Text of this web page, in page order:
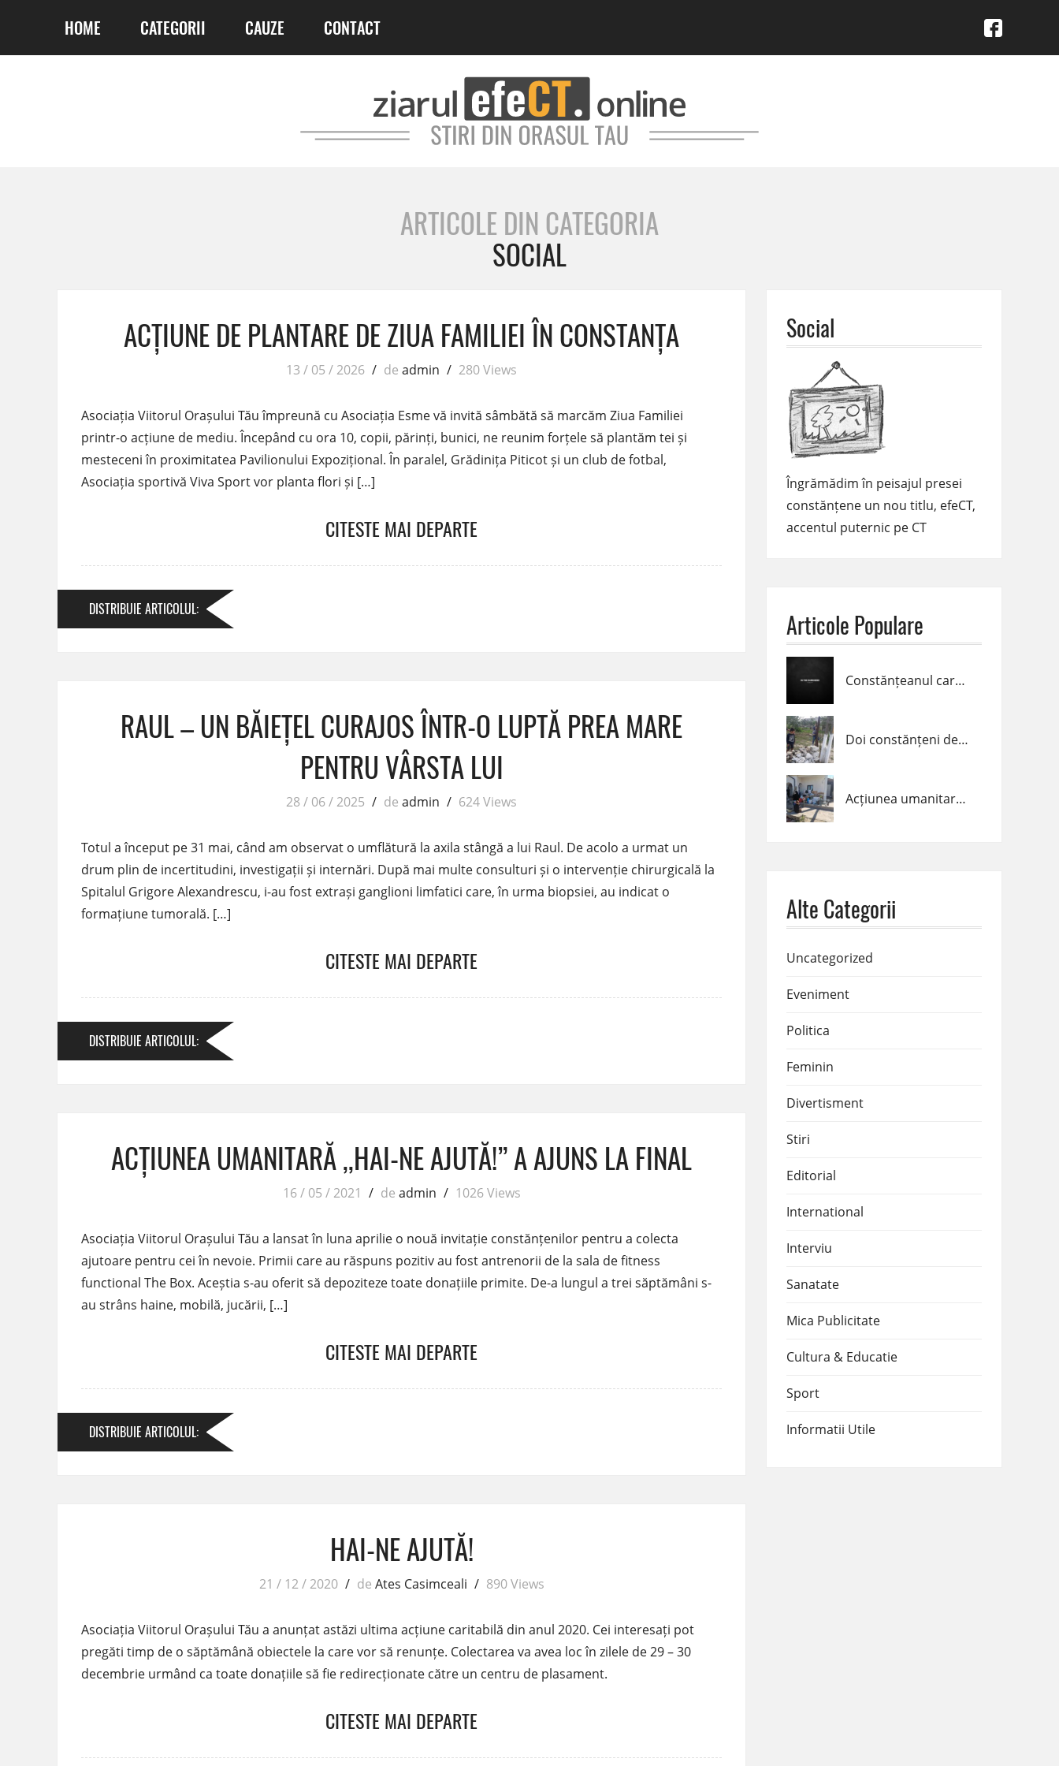
HOME CATEGORII CAUZE CONTACT
ARTICOLE DIN CATEGORIA
SOCIAL
ACȚIUNE DE PLANTARE DE ZIUA FAMILIEI ÎN CONSTANȚA
13 / 05 / 2026 / de admin / 280 Views
Asociația Viitorul Orașului Tău împreună cu Asociația Esme vă invită sâmbătă să marcăm Ziua Familiei
printr-o acțiune de mediu. Începând cu ora 10, copii, părinți, bunici, ne reunim forțele să plantăm tei și
mesteceni în proximitatea Pavilionului Expozițional. În paralel, Grădinița Piticot și un club de fotbal,
Asociația sportivă Viva Sport vor planta flori și […]
CITESTE MAI DEPARTE
DISTRIBUIE ARTICOLUL:
RAUL – UN BĂIEȚEL CURAJOS ÎNTR-O LUPTĂ PREA MARE
PENTRU VÂRSTA LUI
28 / 06 / 2025 / de admin / 624 Views
Totul a început pe 31 mai, când am observat o umflătură la axila stângă a lui Raul. De acolo a urmat un
drum plin de incertitudini, investigații și internări. După mai multe consulturi și o intervenție chirurgicală la
Spitalul Grigore Alexandrescu, i-au fost extrași ganglioni limfatici care, în urma biopsiei, au indicat o
formațiune tumorală. […]
CITESTE MAI DEPARTE
DISTRIBUIE ARTICOLUL:
ACȚIUNEA UMANITARĂ ,,HAI-NE AJUTĂ!” A AJUNS LA FINAL
16 / 05 / 2021 / de admin / 1026 Views
Asociația Viitorul Orașului Tău a lansat în luna aprilie o nouă invitație constănțenilor pentru a colecta
ajutoare pentru cei în nevoie. Primii care au răspuns pozitiv au fost antrenorii de la sala de fitness
functional The Box. Aceștia s-au oferit să depoziteze toate donațiile primite. De-a lungul a trei săptămâni s-
au strâns haine, mobilă, jucării, […]
CITESTE MAI DEPARTE
DISTRIBUIE ARTICOLUL:
HAI-NE AJUTĂ!
21 / 12 / 2020 / de Ates Casimceali / 890 Views
Asociația Viitorul Orașului Tău a anunțat astăzi ultima acțiune caritabilă din anul 2020. Cei interesați pot
pregăti timp de o săptămână obiectele la care vor să renunțe. Colectarea va avea loc în zilele de 29 – 30
decembrie urmând ca toate donațiile să fie redirecționate către un centru de plasament.
CITESTE MAI DEPARTE
Social
Îngrămădim în peisajul presei
constănțene un nou titlu, efeCT,
accentul puternic pe CT
Articole Populare
Constănțeanul care produce muzică peste hotare
Doi constănțeni de la The Entrepreneurship Academy te invită să îi susții într-o activitate cu scop caritabil
Acțiunea umanitară ,,Hai-ne ajută!” a ajuns la final
Alte Categorii
Uncategorized
Eveniment
Politica
Feminin
Divertisment
Stiri
Editorial
International
Interviu
Sanatate
Mica Publicitate
Cultura & Educatie
Sport
Informatii Utile